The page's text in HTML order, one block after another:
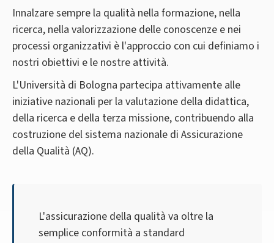
Innalzare sempre la qualità nella formazione, nella
ricerca, nella valorizzazione delle conoscenze e nei
processi organizzativi è l'approccio con cui definiamo i
nostri obiettivi e le nostre attività.
L'Università di Bologna partecipa attivamente alle
iniziative nazionali per la valutazione della didattica,
della ricerca e della terza missione, contribuendo alla
costruzione del sistema nazionale di Assicurazione
della Qualità (AQ).
L'assicurazione della qualità va oltre la
semplice conformità a standard